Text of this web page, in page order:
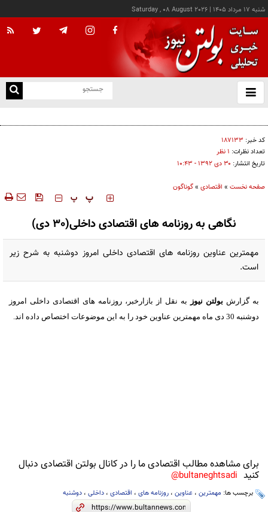
شنبه ۱۷ مرداد ۱۴۰۵ |
Saturday , 08 August 2026
باز
و
کد خبر: ۱۸۷۱۳۳
تعداد نظرات: ۱ نظر
تاریخ انتشار: ۳۰ دی ۱۳۹۲ - ۱۰:۴۳
صفحه نخست » اقتصادی »گوناگون
‍‍‍ پ پ
نگاهی به روزنامه های اقتصادی داخلی(30 دی)
مهمترین عناوین روزنامه های اقتصادی داخلی امروز دوشنبه به شرح زیر
است.
به گزارش بولتن نیوز به نقل از بازارخبر، روزنامه های اقتصادی داخلی امروز
دوشنبه 30 دی ماه مهمترین عناوین خود را به این موضوعات اختصاص داده اند.
برای مشاهده مطالب اقتصادی ما را در کانال بولتن اقتصادی دنبال
کنید bultaneghtsadi@
برچسب ها: مهمترین ، عناوین ، روزنامه های ، اقتصادی ، داخلی ، دوشنبه